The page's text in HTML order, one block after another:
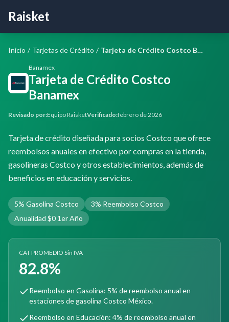
Raisket
Inicio / Tarjetas de Crédito / Tarjeta de Crédito Costco Banamex
Banamex
Tarjeta de Crédito Costco
Banamex
Revisado por:Equipo RaisketVerificado:febrero de 2026
Tarjeta de crédito diseñada para socios Costco que ofrece
reembolsos anuales en efectivo por compras en la tienda,
gasolineras Costco y otros establecimientos, además de
beneficios en educación y servicios.
5% Gasolina Costco
3% Reembolso Costco
Anualidad $0 1er Año
CAT PROMEDIO Sin IVA
82.8%
Reembolso en Gasolina: 5% de reembolso anual en
estaciones de gasolina Costco México.
Reembolso en Educación: 4% de reembolso anual en